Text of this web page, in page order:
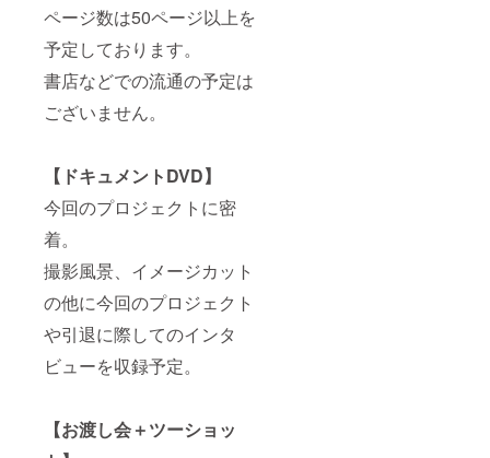
ページ数は50ページ以上を
予定しております。
書店などでの流通の予定は
ございません。
【ドキュメントDVD】
今回のプロジェクトに密
着。
撮影風景、イメージカット
の他に今回のプロジェクト
や引退に際してのインタ
ビューを収録予定。
【お渡し会＋ツーショッ